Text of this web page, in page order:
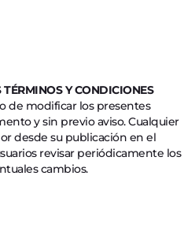
Y CONDICIONES
de modificar los presentes
y sin previo aviso. Cualquier
desde su publicación en el
revisar periódicamente los
cambios.